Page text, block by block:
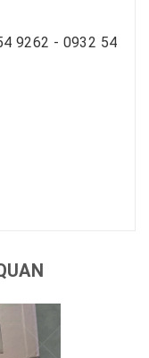
9262 - 0932 54